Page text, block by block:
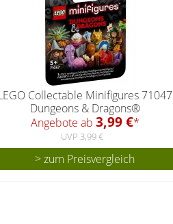
Collectable Minifigures 71047
Dungeons & Dragons®
Angebote ab 3,99 €*
UVP 3,99 €
> zum Preisvergleich